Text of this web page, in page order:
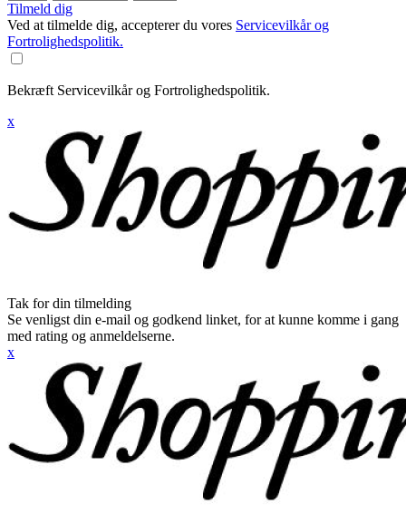
Tilmeld dig
Ved at tilmelde dig, accepterer du vores Servicevilkår og
Fortrolighedspolitik.
Bekræft Servicevilkår og Fortrolighedspolitik.
x
Tak for din tilmelding
Se venligst din e-mail og godkend linket, for at kunne komme i gang
med rating og anmeldelserne.
x